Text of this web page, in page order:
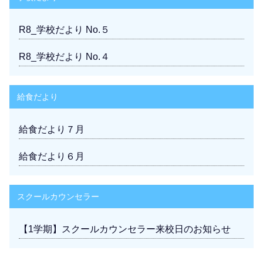
R8_学校だより No.５
R8_学校だより No.４
給食だより
給食だより７月
給食だより６月
スクールカウンセラー
【1学期】スクールカウンセラー来校日のお知らせ